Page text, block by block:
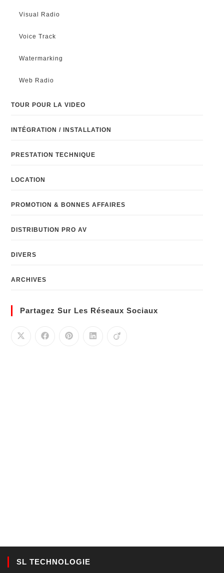
Visual Radio
Voice Track
Watermarking
Web Radio
TOUR POUR LA VIDEO
INTÉGRATION / INSTALLATION
PRESTATION TECHNIQUE
LOCATION
PROMOTION & BONNES AFFAIRES
DISTRIBUTION PRO AV
DIVERS
ARCHIVES
Partagez Sur Les Réseaux Sociaux
SL TECHNOLOGIE